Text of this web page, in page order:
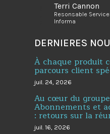
Terri Cannon
Resonsable
Informa
DERNIERES
À chaque produit
parcours client
juil. 24, 2026
Au cœur du
Abonnements et
: retours sur la
juil. 16, 2026